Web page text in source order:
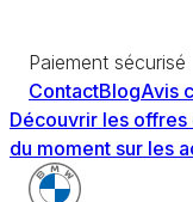
Paiement sécurisé
ContactBlogAvis
Découvrir les offres
du moment sur les